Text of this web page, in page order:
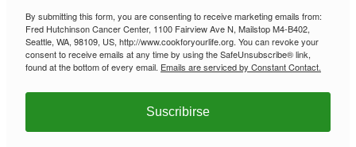
By submitting this form, you are consenting to receive marketing emails from:
Fred Hutchinson Cancer Center, 1100 Fairview Ave N, Mailstop M4-B402,
Seattle, WA, 98109, US, http://www.cookforyourlife.org. You can revoke your
consent to receive emails at any time by using the SafeUnsubscribe® link,
found at the bottom of every email. Emails are serviced by Constant Contact.
Suscribirse